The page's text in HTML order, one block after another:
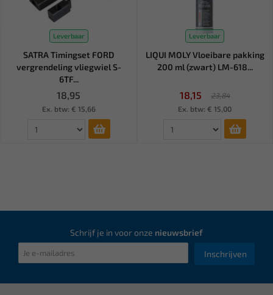
Leverbaar
SATRA Timingset FORD
vergrendeling vliegwiel S-
6TF...
18,95
Ex. btw: € 15,66
Leverbaar
LIQUI MOLY Vloeibare pakking
200 ml (zwart) LM-618...
18,15
23,84
Ex. btw: € 15,00
Schrijf je in voor onze nieuwsbrief
Inschrijven